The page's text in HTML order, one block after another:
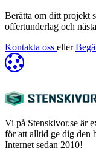
Berätta om ditt projekt
offertunderlag och
Kontakta oss eller
Vi på Stenskivor.se är
för att alltid ge dig den
Internet sedan 2010!